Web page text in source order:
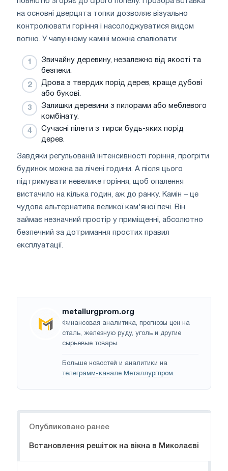
на основні дверцята топки дозволяє візуально
контролювати горіння і насолоджуватися видом
вогню. У чавунному каміні можна спалювати:
Звичайну деревину, незалежно від якості та
безпеки.
Дрова з твердих порід дерев, краще дубові
або букові.
Залишки деревини з пилорами або меблевого
комбінату.
Сучасні пілети з тирси будь-яких порід
дерев.
Завдяки регульованій інтенсивності горіння, прогріти
будинок можна за лічені години. А після цього
підтримувати невелике горіння, щоб опалення
вистачило на кілька годин, аж до ранку. Камін – це
чудова альтернатива великої кам'яної печі. Він
займає незначний простір у приміщенні, абсолютно
безпечний за дотримання простих правил
експлуатації.
metallurgprom.org
Финансовая аналитика, прогнозы цен на
сталь, железную руду, уголь и другие
сырьевые товары.
Больше новостей и аналитики на
телеграмм-канале Металлургпром.
Опубликовано ранее
Встановлення решіток на вікна в Миколаєві